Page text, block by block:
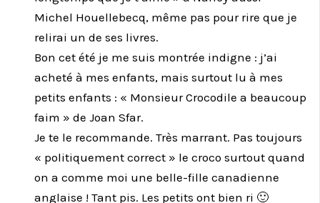
Michel Houellebecq, même pas pour rire que je
relirai un de ses livres.
Bon cet été je me suis montrée indigne : j’ai
acheté à mes enfants, mais surtout lu à mes
petits enfants : « Monsieur Crocodile a beaucoup
faim » de Joan Sfar.
Je te le recommande. Très marrant. Pas toujours
« politiquement correct » le croco surtout quand
on a comme moi une belle-fille canadienne
anglaise ! Tant pis. Les petits ont bien ri 🙂